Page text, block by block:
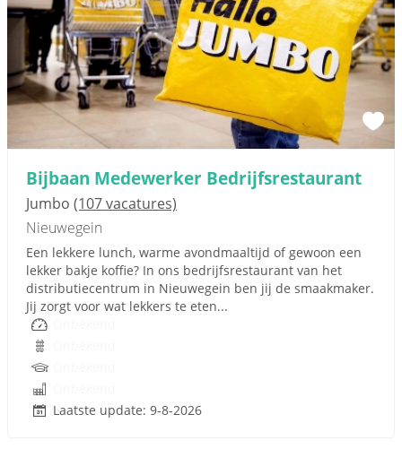
Bijbaan Medewerker Bedrijfsrestaurant
Jumbo (107 vacatures)
Nieuwegein
Een lekkere lunch, warme avondmaaltijd of gewoon een
lekker bakje koffie? In ons bedrijfsrestaurant van het
distributiecentrum in Nieuwegein ben jij de smaakmaker.
Jij zorgt voor wat lekkers te eten...
Laatste update: 9-8-2026